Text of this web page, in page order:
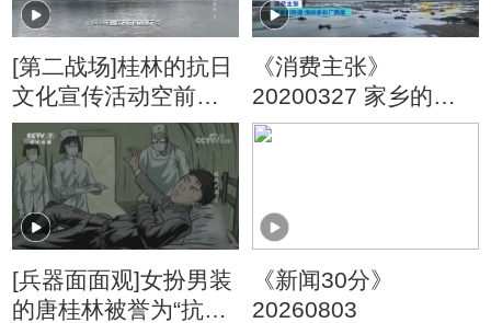
[第二战场]桂林的抗日
文化宣传活动空前活
跃
《消费主张》
20200327 家乡的味
道：缤纷多彩广西菜
[兵器面面观]女扮男装
的唐桂林被誉为“抗战
《新闻30分》
20260803